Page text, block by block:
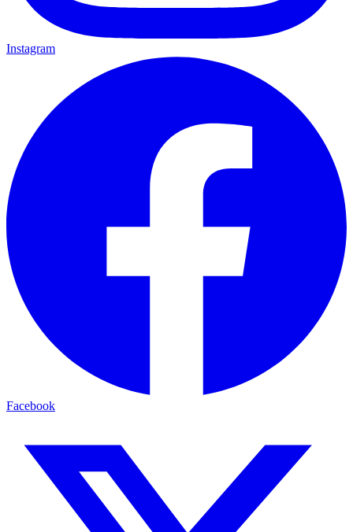
Instagram
Facebook